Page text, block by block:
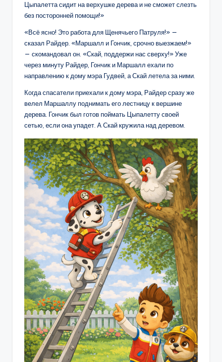
Цыпалетта сидит на верхушке дерева и не сможет слезть
без посторонней помощи!»
«Всё ясно! Это работа для Щенячьего Патруля!» —
сказал Райдер. «Маршалл и Гончик, срочно выезжаем!»
— скомандовал он. «Скай, поддержи нас сверху!» Уже
через минуту Райдер, Гончик и Маршалл ехали по
направлению к дому мэра Гудвей, а Скай летела за ними.
Когда спасатели приехали к дому мэра, Райдер сразу же
велел Маршаллу поднимать его лестницу к вершине
дерева. Гончик был готов поймать Цыпалетту своей
сетью, если она упадет. А Скай кружила над деревом.